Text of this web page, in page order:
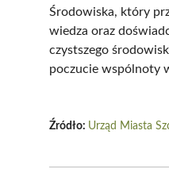
Środowiska, który
wiedza oraz
czystszego
poczucie wspólnoty
Źródło: Urząd Miasta